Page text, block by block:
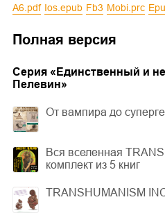
a6.pdf ios.epub fb3 mobi.prc
Полная версия
Cерия « Единственный и
Пелевин»
От вампира до
Вся вселенная
комплект из 5 книг
TRANSHUMANISM